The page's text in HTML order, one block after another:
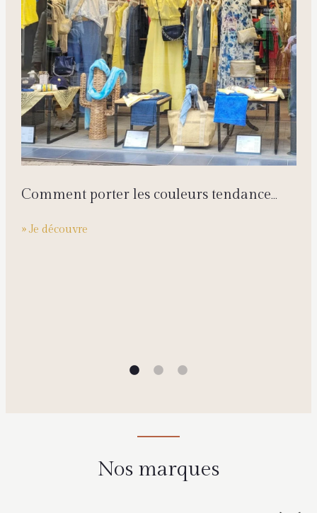
Comment porter les couleurs tendance
» Je découvre
Nos marques